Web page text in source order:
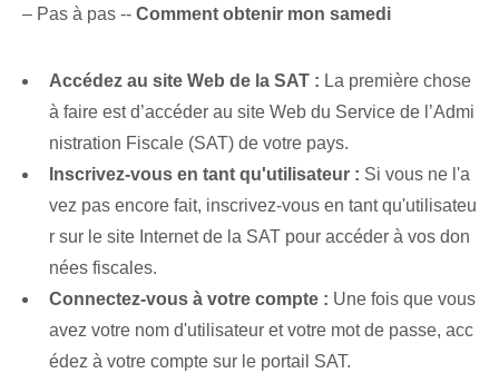
– Pas à pas⁢ -- Comment obtenir⁢ mon samedi
Accédez au site Web de la SAT : La première chose
à faire est d’accéder au site Web du Service de l’Admi
nistration Fiscale (SAT) de votre pays.
Inscrivez-vous en tant qu'utilisateur : Si vous ne l'a
vez pas encore fait, inscrivez-vous en tant qu'utilisateu
r sur le site Internet de la SAT pour accéder à vos don
nées fiscales.
Connectez-vous à votre compte : Une fois que vous
avez votre nom d'utilisateur et votre mot de passe, acc
édez à votre compte sur le portail SAT.